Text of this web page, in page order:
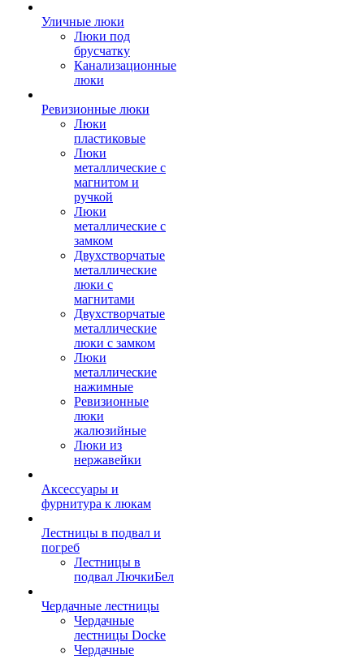
Уличные люки
Люки под
брусчатку
Канализационные
люки
Ревизионные люки
Люки
пластиковые
Люки
металлические с
магнитом и
ручкой
Люки
металлические с
замком
Двухстворчатые
металлические
люки с
магнитами
Двухстворчатые
металлические
люки с замком
Люки
металлические
нажимные
Ревизионные
люки
жалюзийные
Люки из
нержавейки
Аксессуары и
фурнитура к люкам
Лестницы в подвал и
погреб
Лестницы в
подвал ЛючкиБел
Чердачные лестницы
Чердачные
лестницы Docke
Чердачные